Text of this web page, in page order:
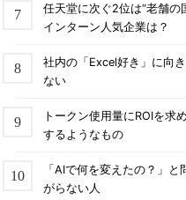
任天堂に次ぐ2位は“老舗
インターン人気企業は？
社内の「Excel好き」に向
ない
トークン使用量にROIを求
するようなもの
「AIで何を変えたの？」
がらない人